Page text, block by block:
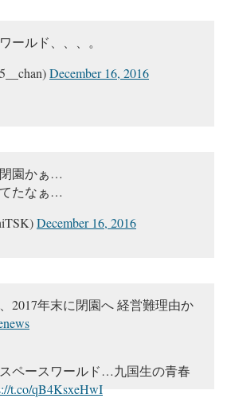
ールド、、、。
December 16, 2016
園かぁ…
たなぁ…
December 16, 2016
2017年末に閉園へ 経営難理由か
ペースワールド…九国生の青春
t.co/qB4KsxeHwI